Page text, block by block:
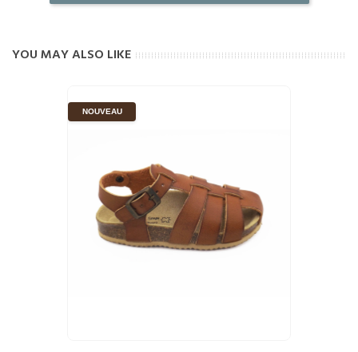
YOU MAY ALSO LIKE
NOUVEAU